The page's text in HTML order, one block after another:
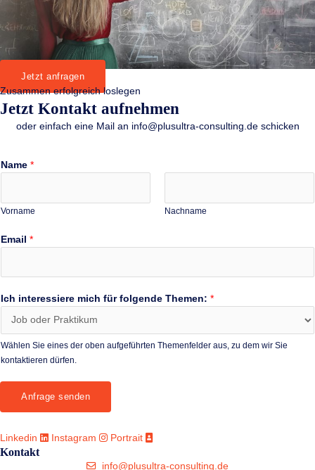
Jetzt anfragen
Zusammen erfolgreich loslegen
Jetzt Kontakt aufnehmen
oder einfach eine Mail an info@plusultra-consulting.de schicken
Name *
Vorname Nachname
Email *
Ich interessiere mich für folgende Themen: *
Wählen Sie eines der oben aufgeführten Themenfelder aus, zu dem wir Sie
kontaktieren dürfen.
Anfrage senden
Linkedin Instagram Portrait
Kontakt
info@plusultra-consulting.de